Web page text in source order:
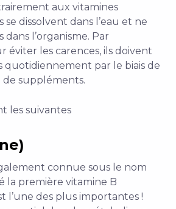
aux vitamines
se dissolvent dans l’eau et ne
dans l’organisme. Par
éviter les carences, ils doivent
quotidiennement par le biais de
de suppléments.
les suivantes
connue sous le nom
la première vitamine B
l’une des plus importantes !